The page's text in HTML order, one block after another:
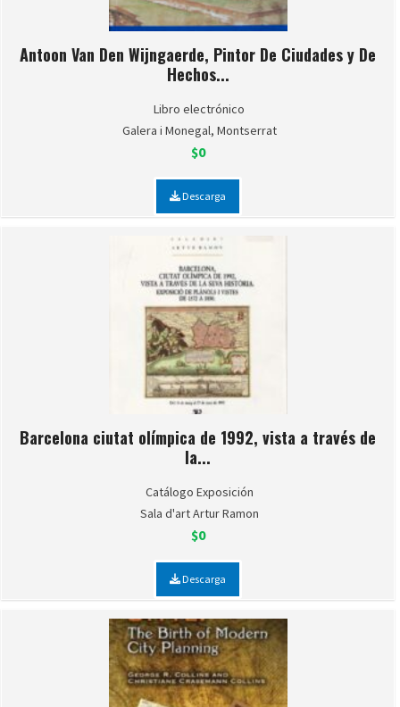
Antoon Van Den Wijngaerde, Pintor De Ciudades y De
Hechos...
Libro electrónico
Galera i Monegal, Montserrat
$0
Descarga
Barcelona ciutat olímpica de 1992, vista a través de
la...
Catálogo Exposición
Sala d'art Artur Ramon
$0
Descarga